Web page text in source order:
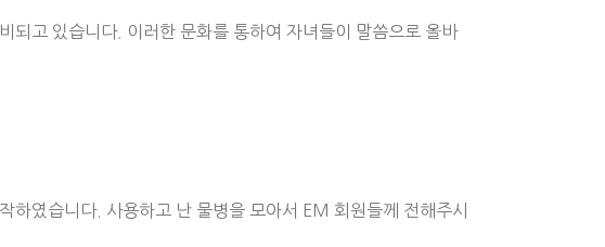
고 있습니다. 이러한 문화를 통하여 자녀들이 말씀으로 올바
였습니다. 사용하고 난 물병을 모아서 EM 회원들께 전해주시